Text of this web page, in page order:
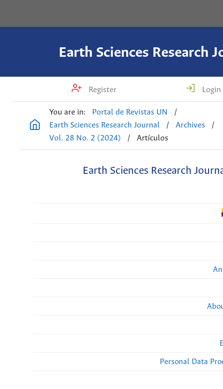
Earth Sciences Research
Register Login
You are in: Portal de Revistas UN
/
Earth Sciences Research Journal
/ Archives
/
Vol. 28 No. 2 (2024)
/ Artículos
Earth Sciences Research
Personal Data